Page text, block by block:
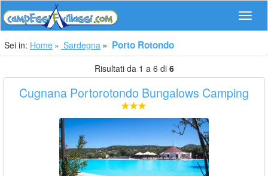
Sei in: Home Sardegna Porto Rotondo
Risultati da 1 a 6 di 6
Cugnana Portorotondo Bungalows Camping